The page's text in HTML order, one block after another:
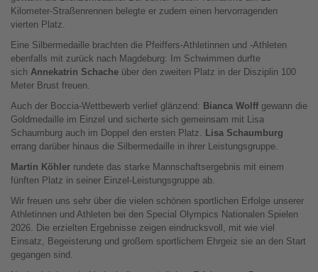
Kilometer-Straßenrennen belegte er zudem einen hervorragenden
vierten Platz.
Eine Silbermedaille brachten die Pfeiffers-Athletinnen und -Athleten
ebenfalls mit zurück nach Magdeburg: Im Schwimmen durfte
sich Annekatrin Schache über den zweiten Platz in der Disziplin 100
Meter Brust freuen.
Auch der Boccia-Wettbewerb verlief glänzend: Bianca Wolff gewann die
Goldmedaille im Einzel und sicherte sich gemeinsam mit Lisa
Schaumburg auch im Doppel den ersten Platz. Lisa Schaumburg
errang darüber hinaus die Silbermedaille in ihrer Leistungsgruppe.
Martin Köhler rundete das starke Mannschaftsergebnis mit einem
fünften Platz in seiner Einzel-Leistungsgruppe ab.
Wir freuen uns sehr über die vielen schönen sportlichen Erfolge unserer
Athletinnen und Athleten bei den Special Olympics Nationalen Spielen
2026. Die erzielten Ergebnisse zeigen eindrucksvoll, mit wie viel
Einsatz, Begeisterung und großem sportlichem Ehrgeiz sie an den Start
gegangen sind.